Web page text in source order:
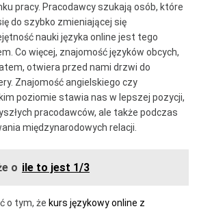
pracy. Pracodawcy szukają osób, które
do szybko zmieniającej się
nauki języka online jest tego
Co więcej, znajomość języków obcych,
otwiera przed nami drzwi do
Znajomość angielskiego czy
poziomie stawia nas w lepszej pozycji,
pracodawców, ale także podczas
międzynarodowych relacji.
o ile to jest 1/3
o tym, że kurs językowy online z